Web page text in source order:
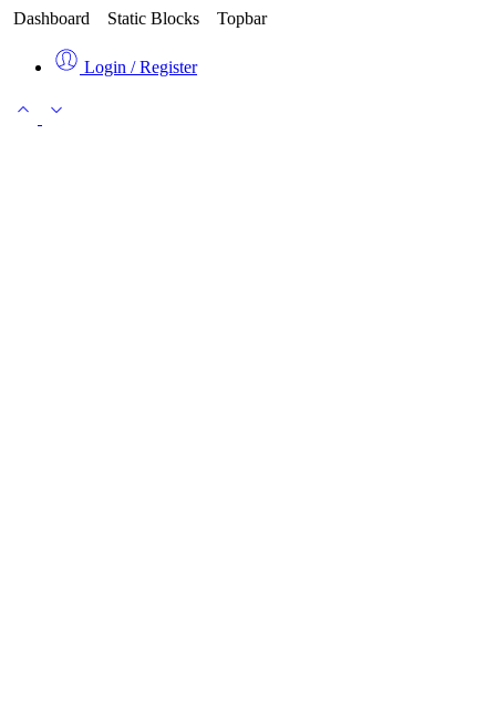
Dashboard Static Blocks Topbar
Login / Register